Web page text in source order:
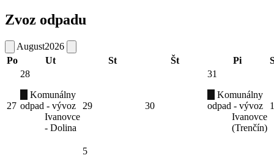
Zvoz odpadu
August2026
Po
Ut St Št Pi
27
28
Komunálny
odpad - vývoz
Ivanovce
- Dolina
29 30
31
Komunálny
odpad - vývoz
Ivanovce
(Trenčín)
1
5